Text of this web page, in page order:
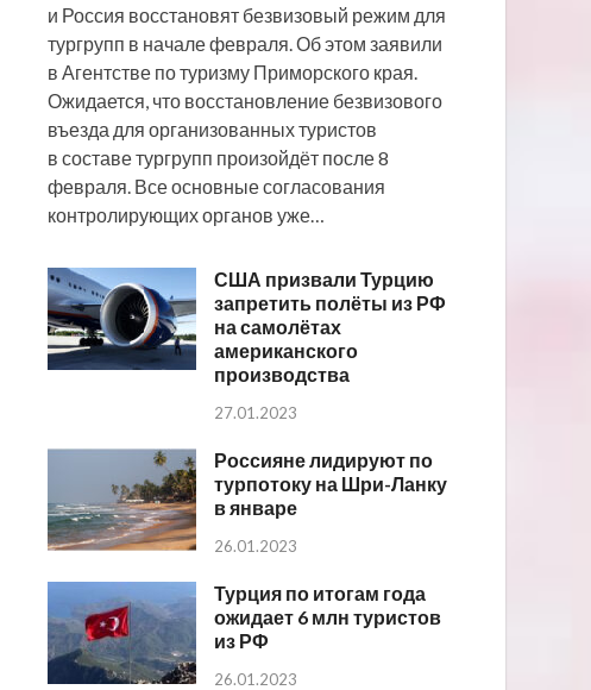
и Россия восстановят безвизовый режим для
тургрупп в начале февраля. Об этом заявили
в Агентстве по туризму Приморского края.
Ожидается, что восстановление безвизового
въезда для организованных туристов
в составе тургрупп произойдёт после 8
февраля. Все основные согласования
контролирующих органов уже…
США призвали Турцию
запретить полёты из РФ
на самолётах
американского
производства
27.01.2023
Россияне лидируют по
турпотоку на Шри-Ланку
в январе
26.01.2023
Турция по итогам года
ожидает 6 млн туристов
из РФ
26.01.2023